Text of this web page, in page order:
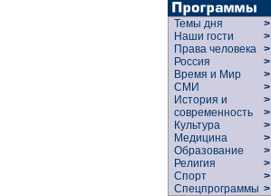
Темы дня
>
Наши гости
>
Права человека >
Россия
>
Время и Мир
>
СМИ
>
История и
современность
>
>
Культура
>
Медицина
>
Образование
>
Религия
>
Спорт
>
Спецпрограммы >